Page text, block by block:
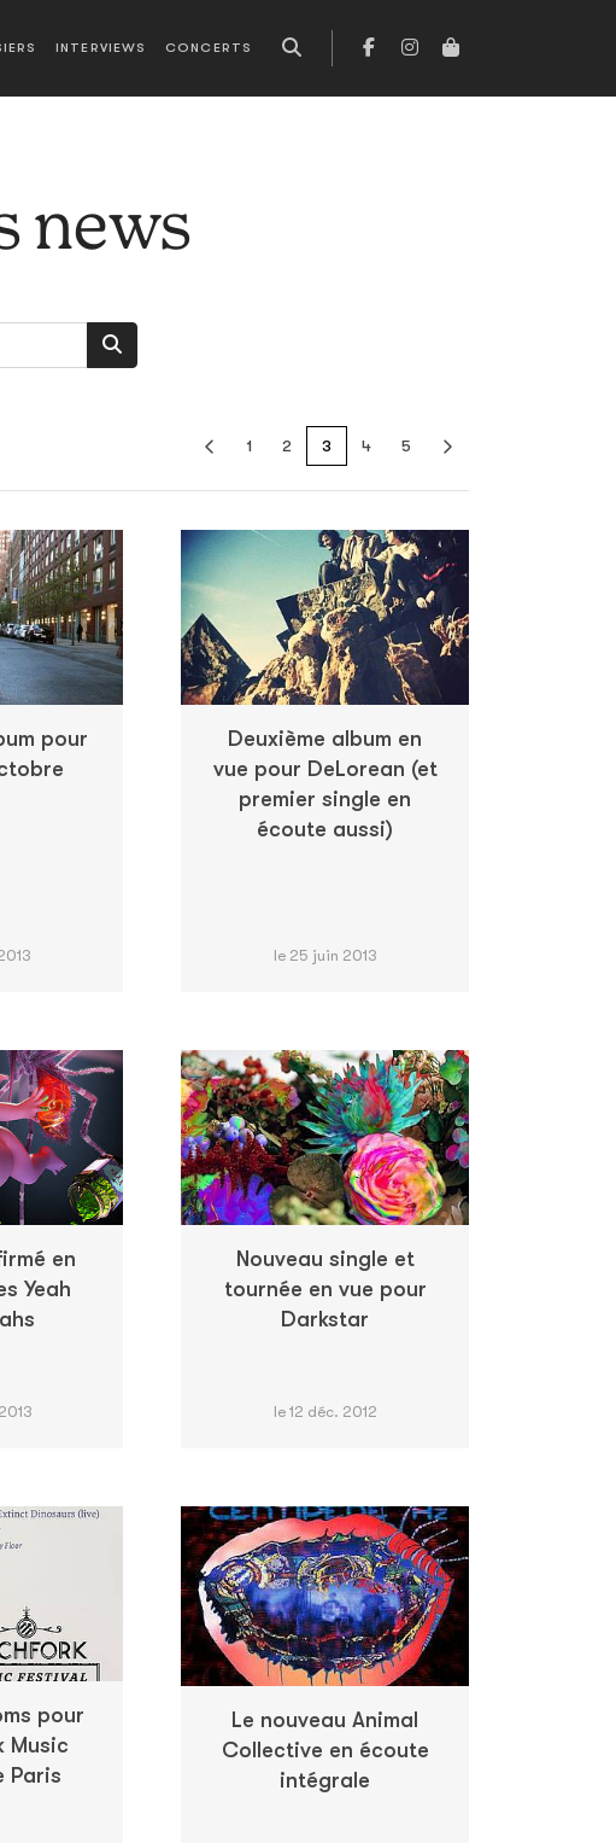
INTERVIEWS CONCERTS
news
1 2 3 4 5
pour
Deuxième album en
vue pour DeLorean (et
premier single en
écoute aussi)
le 25 juin 2013
en
Yeah
Nouveau single et
tournée en vue pour
Darkstar
le 12 déc. 2012
pour
Music
Paris
Le nouveau Animal
Collective en écoute
intégrale